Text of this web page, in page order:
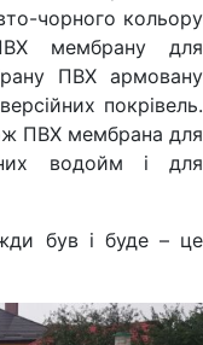
чорного кольору
мембрану для
ПВХ армовану
покрівель.
ПВХ мембрана для
водойм і для
був і буде – це